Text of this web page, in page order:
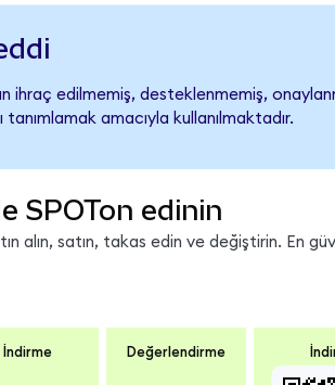
ihraç edilmemiş, desteklenmemiş,
tanımlamak amacıyla kullanılmaktadır.
SPOTon edinin
alın, satın, takas edin ve değiştirin. En
İndirme Değerlendirme